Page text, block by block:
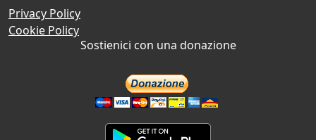
Privacy Policy
Cookie Policy
Sostienici con una donazione